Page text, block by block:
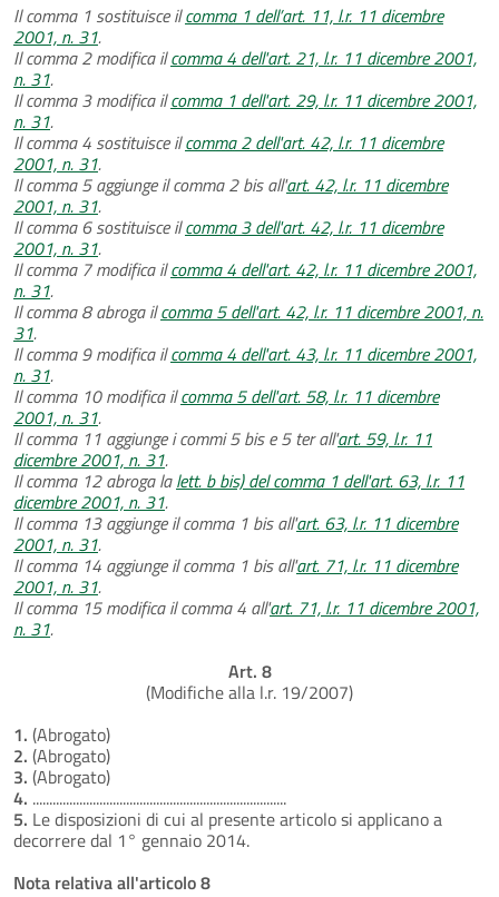
Il comma 1 sostituisce ilcomma 1 dell’art. 11, l.r. 11 dicembre
2001, n. 31.
Il comma 2 modifica ilcomma 4 dell'art. 21, l.r. 11 dicembre 2001,
n. 31.
Il comma 3 modifica ilcomma 1 dell'art. 29, l.r. 11 dicembre 2001,
n. 31.
Il comma 4 sostituisce ilcomma 2 dell'art. 42, l.r. 11 dicembre
2001, n. 31.
Il comma 5 aggiunge il comma 2 bis all'art. 42, l.r. 11 dicembre
2001, n. 31.
Il comma 6 sostituisce ilcomma 3 dell'art. 42, l.r. 11 dicembre
2001, n. 31.
Il comma 7 modifica ilcomma 4 dell'art. 42, l.r. 11 dicembre 2001,
n. 31.
Il comma 8 abroga ilcomma 5 dell'art. 42, l.r. 11 dicembre 2001, n.
31.
Il comma 9 modifica ilcomma 4 dell'art. 43, l.r. 11 dicembre 2001,
n. 31.
Il comma 10 modifica ilcomma 5 dell'art. 58, l.r. 11 dicembre
2001, n. 31.
Il comma 11 aggiunge i commi 5 bis e 5 ter all'art. 59, l.r. 11
dicembre 2001, n. 31.
Il comma 12 abroga lalett. b bis) del comma 1 dell'art. 63, l.r. 11
dicembre 2001, n. 31.
Il comma 13 aggiunge il comma 1 bis all'art. 63, l.r. 11 dicembre
2001, n. 31.
Il comma 14 aggiunge il comma 1 bis all'art. 71, l.r. 11 dicembre
2001, n. 31.
Il comma 15 modifica il comma 4 all'art. 71, l.r. 11 dicembre 2001,
n. 31.
Art. 8
(Modifiche alla l.r. 19/2007)
1. (Abrogato)
2. (Abrogato)
3. (Abrogato)
4. ............................................................................
5. Le disposizioni di cui al presente articolo si applicano a
decorrere dal 1° gennaio 2014.
Nota relativa all'articolo 8